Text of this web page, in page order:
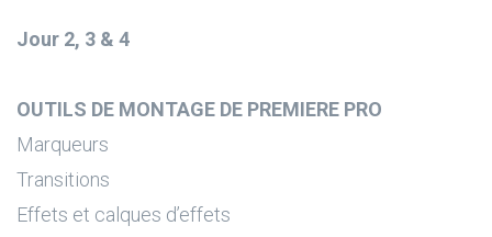
Jour 2, 3 & 4
OUTILS DE MONTAGE DE PREMIERE PRO
Marqueurs
Transitions
Effets et calques d’effets